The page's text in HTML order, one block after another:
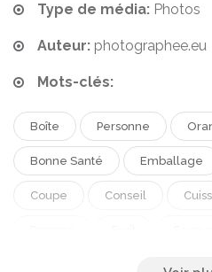
Type de média: Photos
Auteur: photographee.eu
Mots-clés:
Boîte Personne
Bonne Santé Emballage
Coupe Conseil
Petit-Déjeuner